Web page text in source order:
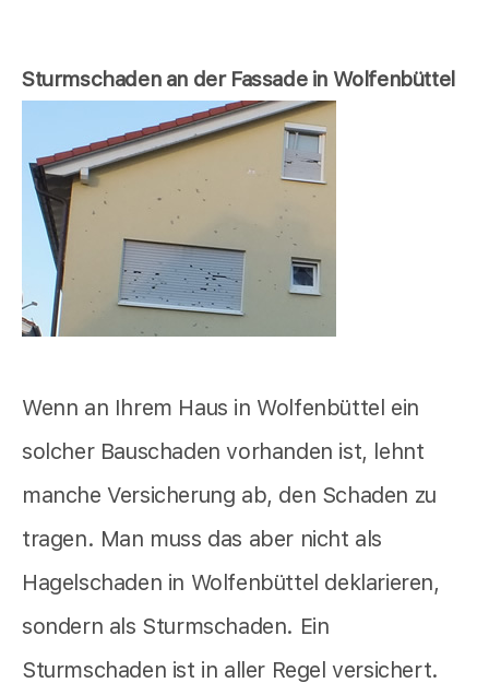
Sturmschaden an der Fassade in Wolfenbüttel
Wenn an Ihrem Haus in Wolfenbüttel ein
solcher Bauschaden vorhanden ist, lehnt
manche Versicherung ab, den Schaden zu
tragen. Man muss das aber nicht als
Hagelschaden in Wolfenbüttel deklarieren,
sondern als Sturmschaden. Ein
Sturmschaden ist in aller Regel versichert.